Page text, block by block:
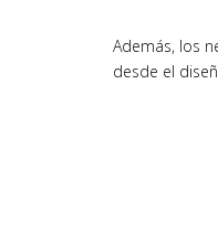
Además, los
desde el